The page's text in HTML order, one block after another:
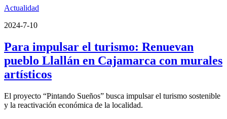
Actualidad
2024-7-10
Para impulsar el turismo: Renuevan
pueblo Llallán en Cajamarca con murales
artísticos
El proyecto “Pintando Sueños” busca impulsar el turismo sostenible
y la reactivación económica de la localidad.